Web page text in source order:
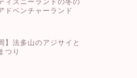
ィズニーランドの冬の
ドベンチャーランド
】法多山のアジサイと
つり